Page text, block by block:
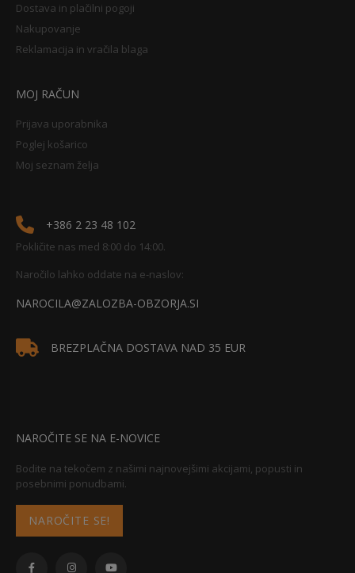
Dostava in plačilni pogoji
Nakupovanje
Reklamacija in vračila blaga
MOJ RAČUN
Prijava uporabnika
Poglej košarico
Moj seznam želja
+386 2 23 48 102
Pokličite nas med 8:00 do 14:00.
Naročilo lahko oddate na e-naslov:
NAROCILA@ZALOZBA-OBZORJA.SI
BREZPLAČNA DOSTAVA NAD 35 EUR
NAROČITE SE NA E-NOVICE
Bodite na tekočem z našimi najnovejšimi akcijami, popusti in
posebnimi ponudbami.
NAROČITE SE!